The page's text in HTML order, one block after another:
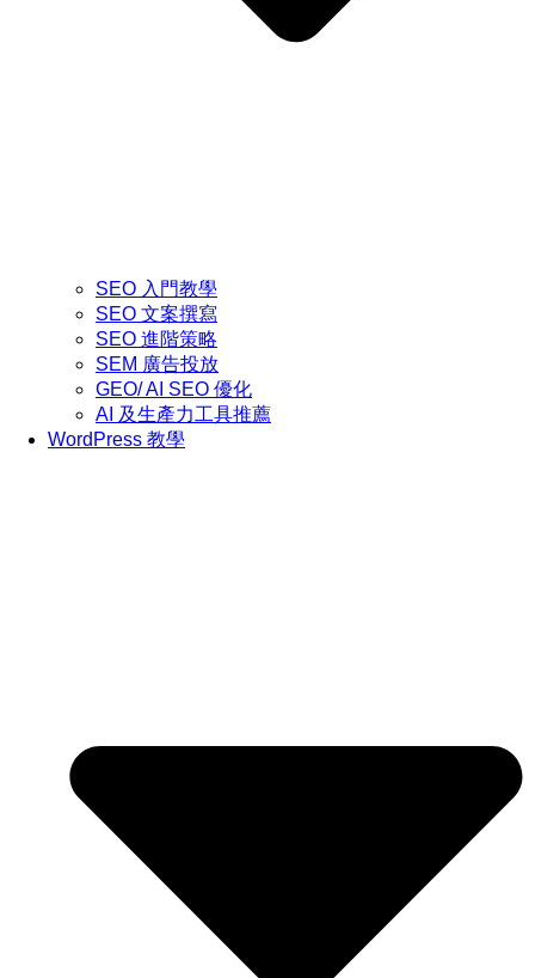
SEO 入門教學
SEO 文案撰寫
SEO 進階策略
SEM 廣告投放
GEO/ AI SEO 優化
AI 及生產力工具推薦
WordPress 教學